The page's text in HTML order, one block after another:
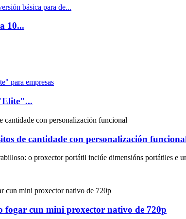
10...
de cantidade con personalización
o proxector portátil inclúe dimensións portátiles e
fogar cun mini proxector nativo de 720p